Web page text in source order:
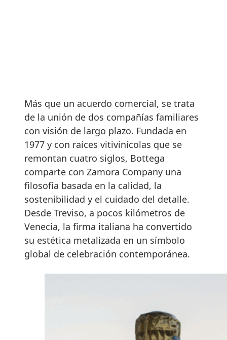
Más que un acuerdo comercial, se trata
de la unión de dos compañías familiares
con visión de largo plazo. Fundada en
1977 y con raíces vitivinícolas que se
remontan cuatro siglos, Bottega
comparte con Zamora Company una
filosofía basada en la calidad, la
sostenibilidad y el cuidado del detalle.
Desde Treviso, a pocos kilómetros de
Venecia, la firma italiana ha convertido
su estética metalizada en un símbolo
global de celebración contemporánea.